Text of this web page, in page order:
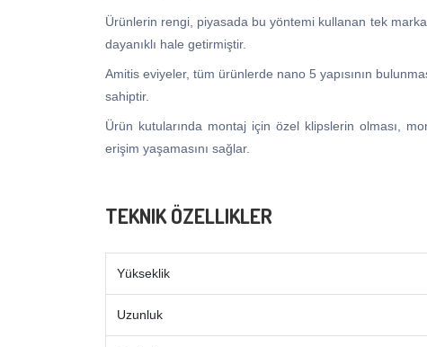
Ürünlerin rengi, piyasada bu yöntemi kullanan tek
dayanıklı hale getirmiştir.
Amitis eviyeler, tüm ürünlerde nano 5 yapısının
sahiptir.
Ürün kutularında montaj için özel klipslerin olması,
erişim yaşamasını sağlar.
TEKNIK ÖZELLIKLER
Yükseklik
Uzunluk